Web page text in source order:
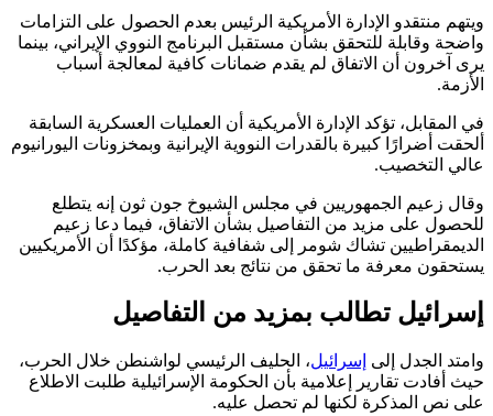
ويتهم منتقدو الإدارة الأمريكية الرئيس بعدم الحصول على التزامات
واضحة وقابلة للتحقق بشأن مستقبل البرنامج النووي الإيراني، بينما
يرى آخرون أن الاتفاق لم يقدم ضمانات كافية لمعالجة أسباب
الأزمة.
في المقابل، تؤكد الإدارة الأمريكية أن العمليات العسكرية السابقة
ألحقت أضرارًا كبيرة بالقدرات النووية الإيرانية وبمخزونات اليورانيوم
عالي التخصيب.
وقال زعيم الجمهوريين في مجلس الشيوخ جون ثون إنه يتطلع
للحصول على مزيد من التفاصيل بشأن الاتفاق، فيما دعا زعيم
الديمقراطيين تشاك شومر إلى شفافية كاملة، مؤكدًا أن الأمريكيين
يستحقون معرفة ما تحقق من نتائج بعد الحرب.
إسرائيل تطالب بمزيد من التفاصيل
وامتد الجدل إلى إسرائيل، الحليف الرئيسي لواشنطن خلال الحرب،
حيث أفادت تقارير إعلامية بأن الحكومة الإسرائيلية طلبت الاطلاع
على نص المذكرة لكنها لم تحصل عليه.